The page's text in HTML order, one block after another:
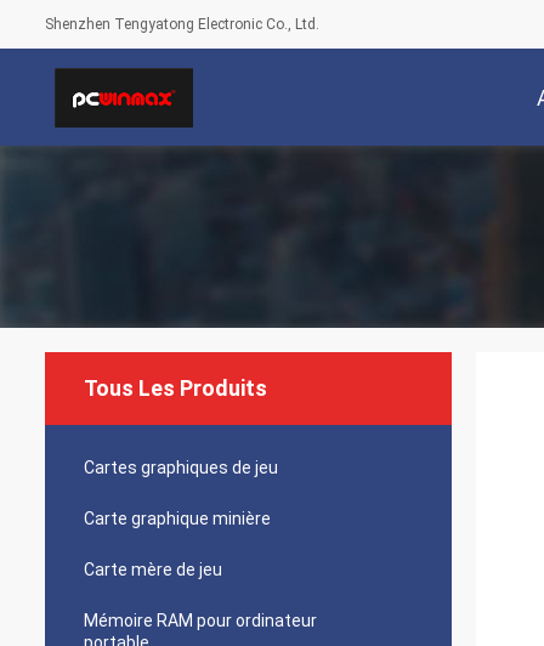
Shenzhen Tengyatong Electronic Co., Ltd.
Tous Les Produits
Cartes graphiques de jeu
Carte graphique minière
Carte mère de jeu
Mémoire RAM pour ordinateur